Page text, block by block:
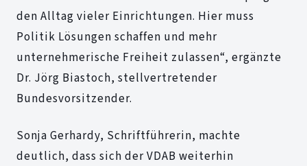
den Alltag vieler Einrichtungen. Hier muss
Politik Lösungen schaffen und mehr
unternehmerische Freiheit zulassen“, ergänzte
Dr. Jörg Biastoch, stellvertretender
Bundesvorsitzender.
Sonja Gerhardy, Schriftführerin, machte
deutlich, dass sich der VDAB weiterhin